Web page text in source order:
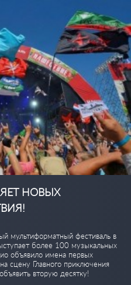
НОВЫХ
фестиваль в
более 100 музыкальных
объявило имена первых
сцену Главного приключения
вторую десятку!